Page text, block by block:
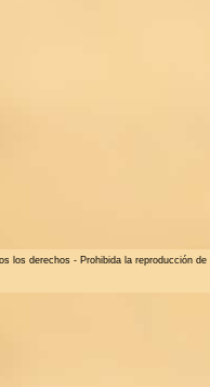
los derechos - Prohibida la reproducción